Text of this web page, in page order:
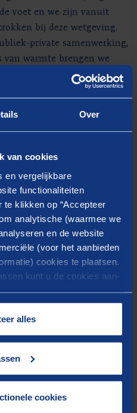
Over
van cookies
en vergelijkbare
functionaliteiten
klikken op “Accepteer
analytische (waarmee we
en de website
(voor het aanbieden
cookies te plaatsen.
kunt u de cookies aan-
u in onze
alles
cookies
voet en we zijn vanuit
bij deze wetgeving.
private samenwerking,
van warmte brengen we
samen. Zo kunnen we
uitvoering. Wij kunnen u
technische
: samenwerking tussen
governance en het
besluitstructuren.
risicodeling : ontwikkelen en
met eigen tools,
van
over innovatieve
: opstellen van een
en implementatie.
op vraagstukken
Dit omvat onder meer het
opbouwen van